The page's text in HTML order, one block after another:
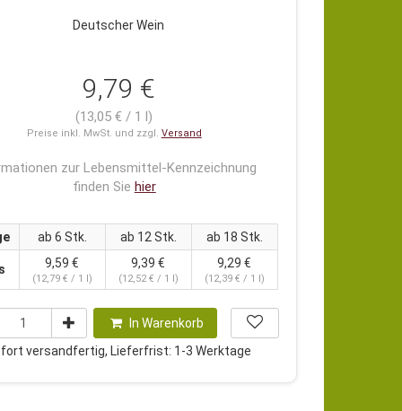
Deutscher Wein
9,79 €
(13,05 € / 1 l)
Preise inkl. MwSt. und zzgl. Versand
zur Lebensmittel-Kennzeichnung
finden Sie hier
ab 6 Stk. ab 12 Stk. ab 18 Stk.
9,59 €
(12,79 € / 1 l)
9,39 €
(12,52 € / 1 l)
9,29 €
(12,39 € / 1 l)
In Warenkorb
versandfertig, Lieferfrist: 1-3 Werktage